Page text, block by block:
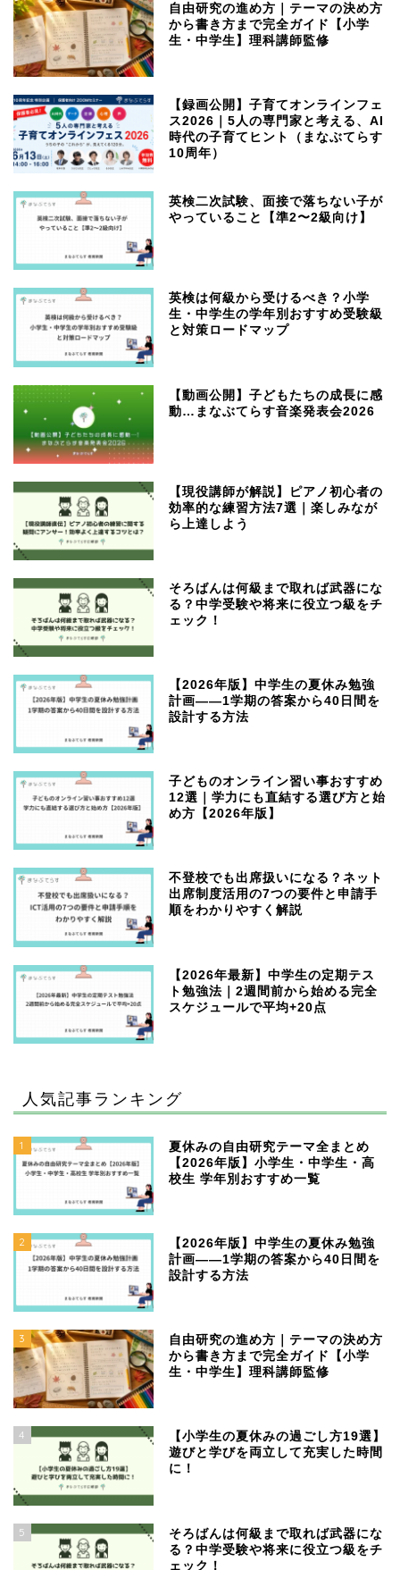
自由研究の進め方｜テーマの決め方
から書き方まで完全ガイド【小学
生・中学生】理科講師監修
【録画公開】子育てオンラインフェ
ス2026｜5人の専門家と考える、AI
時代の子育てヒント（まなぶてらす
10周年）
英検二次試験、面接で落ちない子が
やっていること【準2〜2級向け】
英検は何級から受けるべき？小学
生・中学生の学年別おすすめ受験級
と対策ロードマップ
【動画公開】子どもたちの成長に感
動…まなぶてらす音楽発表会2026
【現役講師が解説】ピアノ初心者の
効率的な練習方法7選｜楽しみなが
ら上達しよう
そろばんは何級まで取れば武器にな
る？中学受験や将来に役立つ級をチ
ェック！
【2026年版】中学生の夏休み勉強
計画——1学期の答案から40日間を
設計する方法
子どものオンライン習い事おすすめ
12選｜学力にも直結する選び方と始
め方【2026年版】
不登校でも出席扱いになる？ネット
出席制度活用の7つの要件と申請手
順をわかりやすく解説
【2026年最新】中学生の定期テス
ト勉強法｜2週間前から始める完全
スケジュールで平均+20点
人気記事ランキング
1
夏休みの自由研究テーマ全まとめ
【2026年版】小学生・中学生・高
校生 学年別おすすめ一覧
2
【2026年版】中学生の夏休み勉強
計画——1学期の答案から40日間を
設計する方法
3
自由研究の進め方｜テーマの決め方
から書き方まで完全ガイド【小学
生・中学生】理科講師監修
4
【小学生の夏休みの過ごし方19選】
遊びと学びを両立して充実した時間
に！
5
そろばんは何級まで取れば武器にな
る？中学受験や将来に役立つ級をチ
ェック！